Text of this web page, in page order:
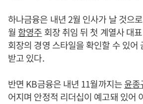
하나금융은 내년 2월 인사가 날 것으
월 함영주 회장 취임 뒤 첫 계열사 대
회장의 경영 스타일을 확인할 수 있어
받고 있다.
반면 KB금융은 내년 11월까지는윤종
어지며 안정적 리더십이 예고돼 있어